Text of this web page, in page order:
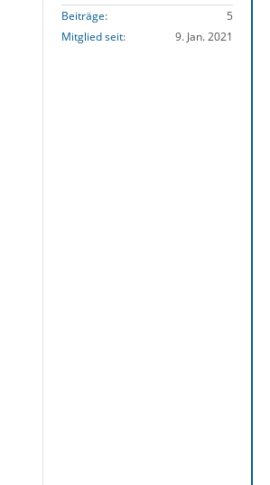
Beiträge
5
Mitglied seit
9. Jan. 2021